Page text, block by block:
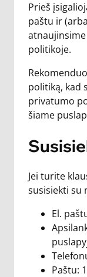
Prieš
paštu ir
politikoje.
politiką, kad
privatumo
šiame
Jei turite
susisiekti su
El.
Paštu: